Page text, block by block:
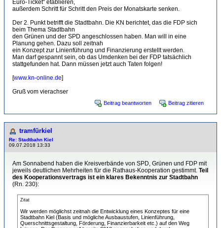
Euro-Ticket“ etablieren,
außerdem Schritt für Schritt den Preis der Monatskarte senken.
Der 2. Punkt betrifft die Stadtbahn. Die KN berichtet, das die FDP sich
beim Thema Stadtbahn
den Grünen und der SPD angeschlossen haben. Man will in eine
Planung gehen. Dazu soll zeitnah
ein Konzept zur Linienführung und Finanzierung erstellt werden.
Man darf gespannt sein, ob das Umdenken bei der FDP tatsächlich
stattgefunden hat. Dann müssen jetzt auch Taten folgen!
[www.kn-online.de]
Gruß vom vierachser
Beitrag beantworten Beitrag zitieren
tramfürkiel
Re: Stadtbahn Kiel
09.07.2018 13:33
Am Sonnabend haben die Kreisverbände von SPD, Grünen und FDP mit
jeweils deutlichen Mehrheiten für die Rathaus-Kooperation gestimmt. Teil
des Kooperationsvertrags ist ein klares Bekenntnis zur Stadtbahn
(Rn. 230):
Zitat
Wir werden möglichst zeitnah die Entwicklung eines Konzeptes für eine
Stadtbahn Kiel (Basis und mögliche Ausbaustufen, Linienführung,
Querschnittsgestaltung, Förderung, Finanzierbarkeit etc.) auf den Weg